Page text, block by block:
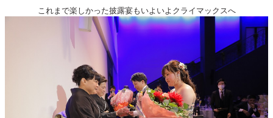
これまで楽しかった披露宴もいよいよクライマックスへ